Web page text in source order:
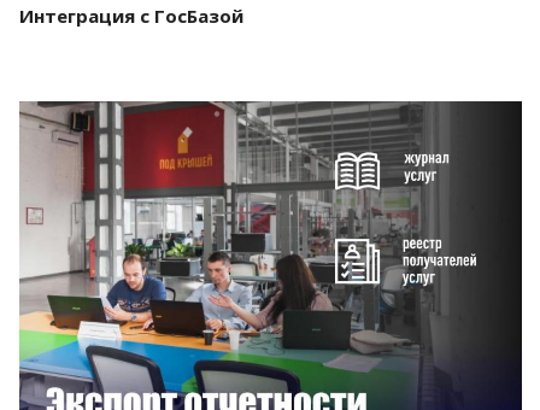
Интеграция с ГосБазой
Смотреть проект